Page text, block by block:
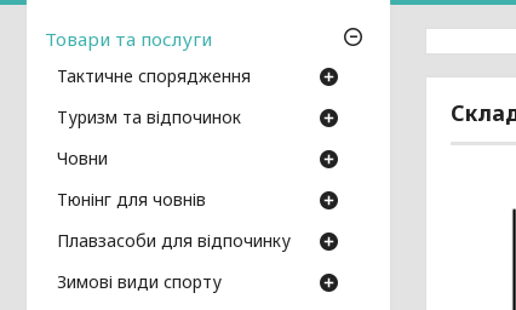
Товари та послуги
Тактичне спорядження
Туризм та відпочинок
Човни
Тюнінг для човнів
Плавзасоби для відпочинку
Зимові види спорту